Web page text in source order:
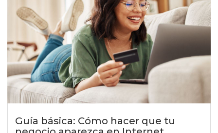
Guía básica: Cómo hacer que tu